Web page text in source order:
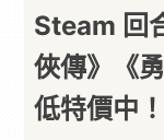
Steam 回
俠傳》《
低特價中！